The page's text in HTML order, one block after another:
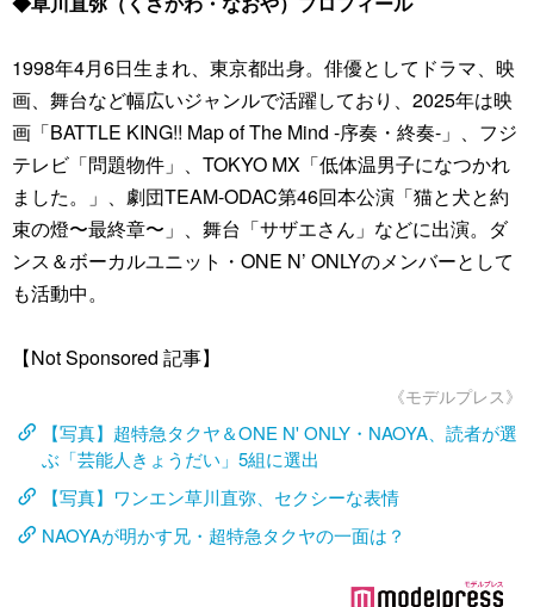
1998年4月6日生まれ、東京都出身。俳優としてドラマ、映
画、舞台など幅広いジャンルで活躍しており、2025年は映
画「BATTLE KING!! Map of The Mind -序奏・終奏-」、フジ
テレビ「問題物件」、TOKYO MX「低体温男子になつかれ
ました。」、劇団TEAM-ODAC第46回本公演「猫と犬と約
束の燈〜最終章〜」、舞台「サザエさん」などに出演。ダ
ンス＆ボーカルユニット・ONE N’ ONLYのメンバーとして
も活動中。
【Not Sponsored 記事】
《モデルプレス》
【写真】超特急タクヤ＆ONE N' ONLY・NAOYA、読者が選
ぶ「芸能人きょうだい」5組に選出
【写真】ワンエン草川直弥、セクシーな表情
NAOYAが明かす兄・超特急タクヤの一面は？